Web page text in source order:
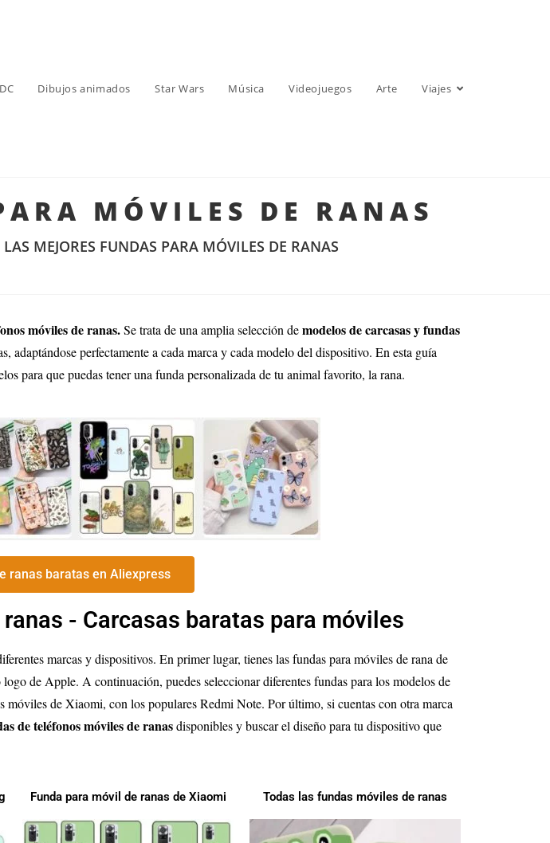
DC Dibujos animados Star Wars Música Videojuegos Arte Viajes
MÓVILES DE RANAS
LAS MEJORES FUNDAS PARA MÓVILES DE RANAS
móviles de ranas.Se trata de una amplia selección demodelos de carcasas y fundas
adaptándose perfectamente a cada marca y cada modelo del dispositivo. En esta guía
para que puedas tener una funda personalizada de tu animal favorito, la rana.
ranas baratas en Aliexpress
- Carcasas baratas para móviles
marcas y dispositivos. En primer lugar, tienes las fundas para móviles de rana de
de Apple. A continuación, puedes seleccionar diferentes fundas para los modelos de
de Xiaomi, con los populares Redmi Note. Por último, si cuentas con otra marca
de teléfonos móviles de ranasdisponibles y buscar el diseño para tu dispositivo que
Funda para móvil de ranas de Xiaomi Todas las fundas móviles de ranas